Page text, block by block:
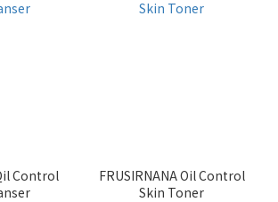
Control
FRUSIRNANA Oil Control
Skin Toner